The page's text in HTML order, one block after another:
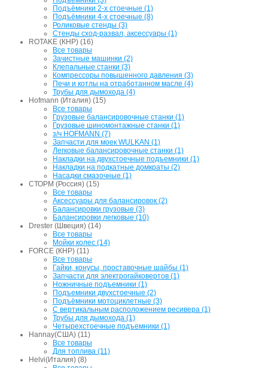
Подъёмники 2-х стоечные (1)
Подъёмники 4-х стоечные (8)
Роликовые стенды (3)
Стенды сход-развал, аксессуары (1)
ROTAKE (КНР) (16)
Все товары
Зачистные машинки (2)
Клепальные станки (3)
Компрессоры повышенного давления (3)
Печи и котлы на отработанном масле (4)
Трубы для дымохода (4)
Hofmann (Италия) (15)
Все товары
Грузовые балансировочные станки (1)
Грузовые шиномонтажные станки (1)
з/ч HOFMANN (7)
Запчасти для моек WULKAN (1)
Легковые балансировочные станки (1)
Накладки на двухстоечные подъемники (1)
Накладки на подкатные домкраты (2)
Насадки смазочные (1)
СТОРМ (Россия) (15)
Все товары
Аксессуары для балансировок (2)
Балансировки грузовые (3)
Балансировки легковые (10)
Drester (Швеция) (14)
Все товары
Мойки колес (14)
FORCE (КНР) (11)
Все товары
Гайки, конусы, проставочные шайбы (1)
Запчасти для электрогайковертов (1)
Ножничные подъемники (1)
Подъемники двухстоечные (2)
Подъёмники мотоциклетные (3)
С вертикальным расположением ресивера (1)
Трубы для дымохода (1)
Четырехстоечные подъемники (1)
Hannay(США) (11)
Все товары
Для топлива (11)
Helvi(Италия) (8)